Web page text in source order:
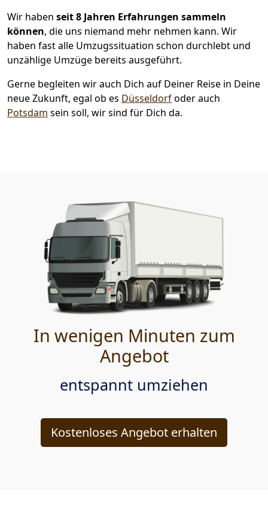
Wir haben seit8 Jahren Erfahrungen sammeln
können, die uns niemand mehr nehmen kann. Wir
haben fast alle Umzugssituation schon durchlebt und
unzählige Umzüge bereits ausgeführt.
Gerne begleiten wir auch Dich auf Deiner Reise in Deine
neue Zukunft, egal ob es Düsseldorfoder auch
Potsdam sein soll, wir sind für Dich da.
In wenigen Minuten zum
Angebot
entspannt umziehen
Kostenloses Angebot erhalten